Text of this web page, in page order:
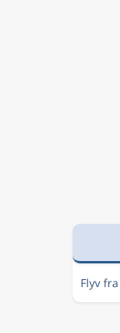
Flyv